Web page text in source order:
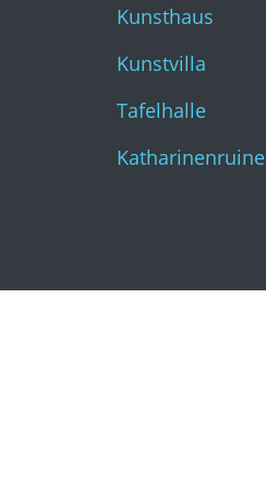
Kunsthaus
Kunstvilla
Tafelhalle
Katharinenruine